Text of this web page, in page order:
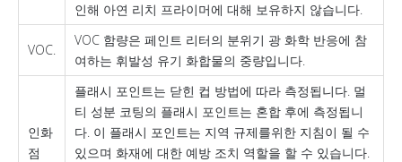
인해 아연 리치 프라이머에 대해 보유하지 않습니다.
VOC.
VOC 함량은 페인트 리터의 분위기 광 화학 반응에 참
여하는 휘발성 유기 화합물의 중량입니다.
인화
점
플래시 포인트는 닫힌 컵 방법에 따라 측정됩니다. 멀
티 성분 코팅의 플래시 포인트는 혼합 후에 측정됩니
다. 이 플래시 포인트는 지역 규제를위한 지침이 될 수
있으며 화재에 대한 예방 조치 역할을 할 수 있습니다.